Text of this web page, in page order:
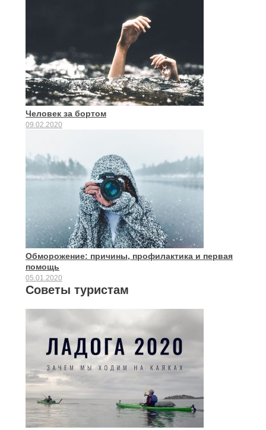
Человек за бортом
09.02.2020
Обморожение: причины, профилактика и первая
помощь
05.01.2020
Советы туристам